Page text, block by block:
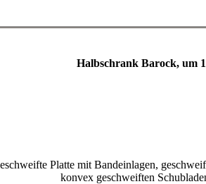
Halbschrank Barock, um
Platte mit Bandeinlagen,
konvex geschweiften